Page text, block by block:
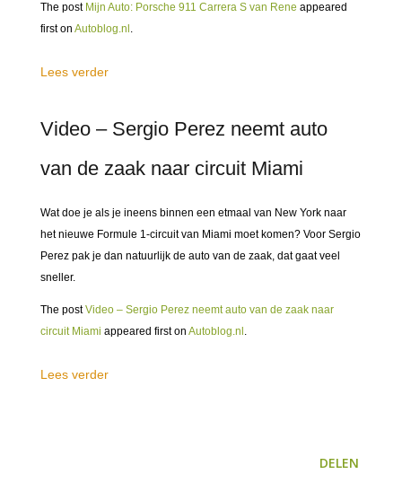
The post Mijn Auto: Porsche 911 Carrera S van Rene appeared
first on Autoblog.nl .
Lees verder
Video – Sergio Perez neemt auto
van de zaak naar circuit Miami
Wat doe je als je ineens binnen een etmaal van New York naar
het nieuwe Formule 1-circuit van Miami moet komen? Voor Sergio
Perez pak je dan natuurlijk de auto van de zaak, dat gaat veel
sneller.
The postVideo – Sergio Perez neemt auto van de zaak naar
circuit Miami appeared first on Autoblog.nl .
Lees verder
DELEN